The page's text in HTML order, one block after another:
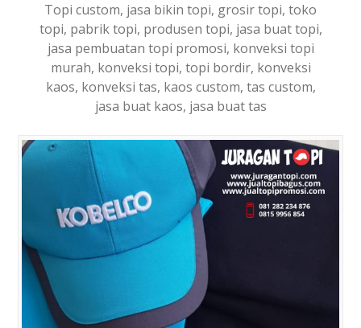
Topi custom, jasa bikin topi, grosir topi, toko
topi, pabrik topi, produsen topi, jasa buat topi,
jasa pembuatan topi promosi, konveksi topi
murah, konveksi topi, topi bordir, konveksi
kaos, konveksi tas, kaos custom, tas custom,
jasa buat kaos, jasa buat tas